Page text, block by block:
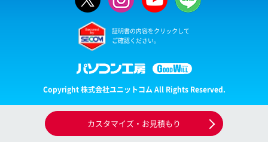
カスタマイズ・お見積もり
証明書の内容をクリックして
ご確認ください。
Copyright 株式会社ユニットコム All Rights Reserved.